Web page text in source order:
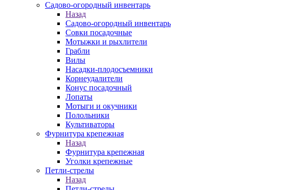
Садово-огородный инвентарь
Назад
Садово-огородный инвентарь
Совки посадочные
Мотыжки и рыхлители
Грабли
Вилы
Насадки-плодосъемники
Корнеудалители
Конус посадочный
Лопаты
Мотыги и окучники
Полольники
Культиваторы
Фурнитура крепежная
Назад
Фурнитура крепежная
Уголки крепежные
Петли-стрелы
Назад